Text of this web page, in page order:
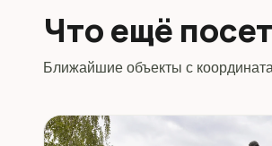
Что ещё
Ближайшие объекты с